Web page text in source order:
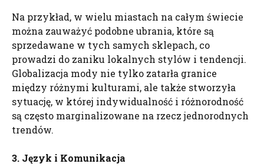
Na przykład, w wielu miastach na całym świecie
można zauważyć podobne ubrania, które są
sprzedawane w tych samych sklepach, co
prowadzi do zaniku lokalnych stylów i tendencji.
Globalizacja mody nie tylko zatarła granice
między różnymi kulturami, ale także stworzyła
sytuację, w której indywidualność i różnorodność
są często marginalizowane na rzecz jednorodnych
trendów.
3. Język i Komunikacja